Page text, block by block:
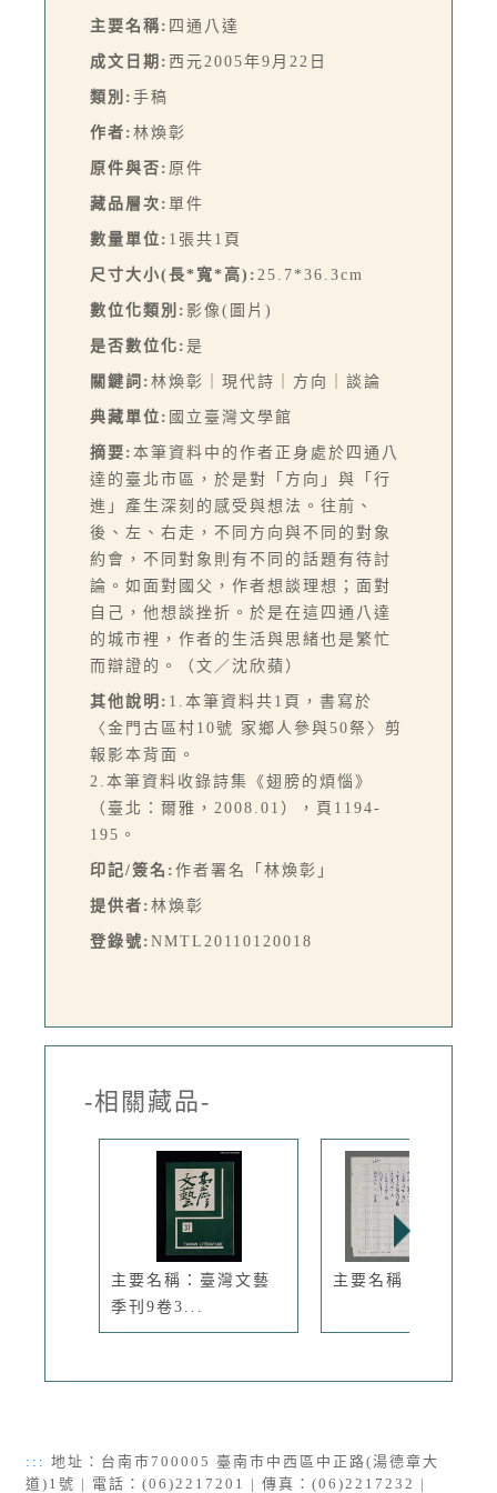
主要名稱: 四通八達
成文日期: 西元2005年9月22日
類別: 手稿
作者: 林煥彰
原件與否: 原件
藏品層次: 單件
數量單位: 1張共1頁
尺寸大小(長*寬*高): 25.7*36.3cm
數位化類別: 影像(圖片)
是否數位化: 是
關鍵詞: 林煥彰｜現代詩｜方向｜談論
典藏單位: 國立臺灣文學館
摘要: 本筆資料中的作者正身處於四通八
達的臺北市區，於是對「方向」與「行
進」產生深刻的感受與想法。往前、
後、左、右走，不同方向與不同的對象
約會，不同對象則有不同的話題有待討
論。如面對國父，作者想談理想；面對
自己，他想談挫折。於是在這四通八達
的城市裡，作者的生活與思緒也是繁忙
而辯證的。（文／沈欣蘋）
其他說明: 1.本筆資料共1頁，書寫於
〈金門古區村10號 家鄉人參與50祭〉剪
報影本背面。
2.本筆資料收錄詩集《翅膀的煩惱》
（臺北：爾雅，2008.01），頁1194-
195。
印記/簽名: 作者署名「林煥彰」
提供者: 林煥彰
登錄號: NMTL20110120018
-相關藏品-
主要名稱：臺灣文藝
季刊9卷3...
主要名稱：守望
::: 地址：台南市700005 臺南市中西區中正路(湯德章大
道)1號 | 電話：(06)2217201 | 傳真：(06)2217232 |